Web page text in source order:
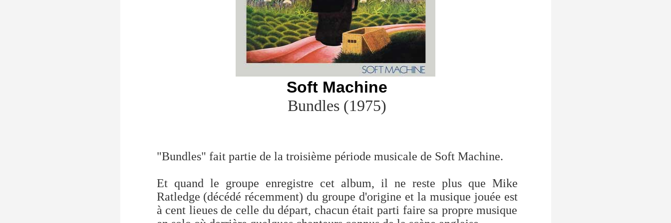
Soft Machine
Bundles (1975)
"Bundles" fait partie de la troisième période musicale de Soft Machine.
Et quand le groupe enregistre cet album, il ne reste plus que Mike
Ratledge (décédé récemment) du groupe d'origine et la musique jouée est
à cent lieues de celle du départ, chacun était parti faire sa propre musique